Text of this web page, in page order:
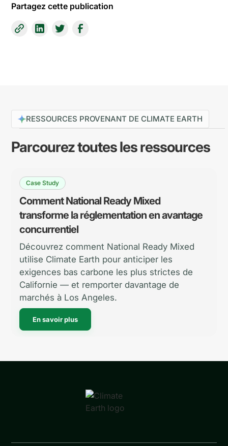
Partagez cette publication
RESSOURCES PROVENANT DE CLIMATE EARTH
Parcourez toutes les ressources
Case Study
Comment National Ready Mixed
transforme la réglementation en avantage
concurrentiel
Découvrez comment National Ready Mixed
utilise Climate Earth pour anticiper les
exigences bas carbone les plus strictes de
Californie — et remporter davantage de
marchés à Los Angeles.
En savoir plus